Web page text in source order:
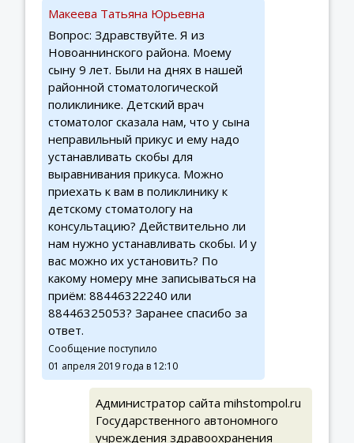
Макеева Татьяна Юрьевна
Вопрос: Здравствуйте. Я из
Новоаннинского района. Моему
сыну 9 лет. Были на днях в нашей
районной стоматологической
поликлинике. Детский врач
стоматолог сказала нам, что у сына
неправильный прикус и ему надо
устанавливать скобы для
выравнивания прикуса. Можно
приехать к вам в поликлинику к
детскому стоматологу на
консультацию? Действительно ли
нам нужно устанавливать скобы. И у
вас можно их установить? По
какому номеру мне записываться на
приём: 88446322240 или
88446325053? Заранее спасибо за
ответ.
Сообщение поступило
01 апреля 2019 года в 12:10
Администратор сайта mihstompol.ru
Государственного автономного
учреждения здравоохранения